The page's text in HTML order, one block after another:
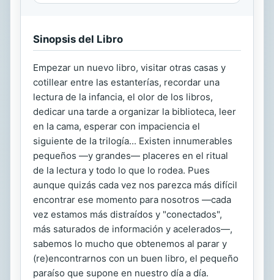
Sinopsis del Libro
Empezar un nuevo libro, visitar otras casas y
cotillear entre las estanterías, recordar una
lectura de la infancia, el olor de los libros,
dedicar una tarde a organizar la biblioteca, leer
en la cama, esperar con impaciencia el
siguiente de la trilogía... Existen innumerables
pequeños —y grandes— placeres en el ritual
de la lectura y todo lo que lo rodea. Pues
aunque quizás cada vez nos parezca más difícil
encontrar ese momento para nosotros —cada
vez estamos más distraídos y "conectados",
más saturados de información y acelerados—,
sabemos lo mucho que obtenemos al parar y
(re)encontrarnos con un buen libro, el pequeño
paraíso que supone en nuestro día a día.